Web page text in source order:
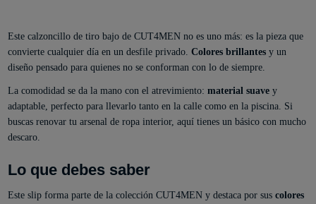
Este calzoncillo de tiro bajo de CUT4MEN no es uno más: es la pieza que
convierte cualquier día en un desfile privado. Colores brillantesy un
diseño pensado para quienes no se conforman con lo de siempre.
La comodidad se da la mano con el atrevimiento: material suavey
adaptable, perfecto para llevarlo tanto en la calle como en la piscina. Si
buscas renovar tu arsenal de ropa interior, aquí tienes un básico con mucho
descaro.
Lo que debes saber
Este slip forma parte de la colección CUT4MEN y destaca por sus colores